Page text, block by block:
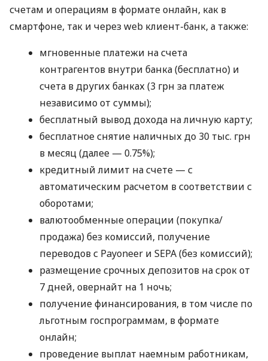
счетам и операциям в формате онлайн, как в
смартфоне, так и через web клиент-банк, а также:
мгновенные платежи на счета
контрагентов внутри банка (бесплатно) и
счета в других банках (3 грн за платеж
независимо от суммы);
бесплатный вывод дохода на личную карту;
бесплатное снятие наличных до 30 тыс. грн
в месяц (далее — 0.75%);
кредитный лимит на счете — с
автоматическим расчетом в соответствии с
оборотами;
валютообменные операции (покупка/
продажа) без комиссий, получение
переводов с Payoneer и SEPA (без комиссий);
размещение срочных депозитов на срок от
7 дней, овернайт на 1 ночь;
получение финансирования, в том числе по
льготным госпрограммам, в формате
онлайн;
проведение выплат наемным работникам,